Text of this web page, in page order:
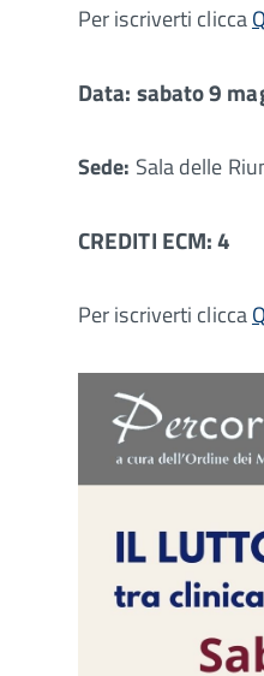
Per iscriverti clicca
Data: sabato 9
Sede: Sala delle
CREDITI ECM: 4
Per iscriverti clicca